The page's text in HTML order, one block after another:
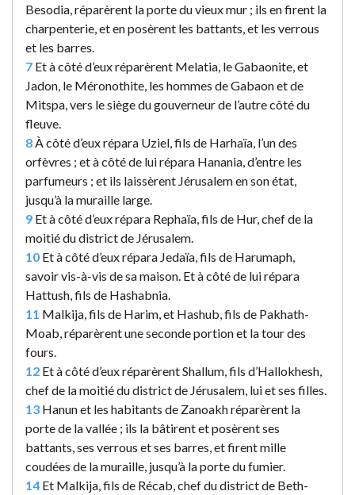
Besodia, réparèrent la porte du vieux mur ; ils en firent la
charpenterie, et en posèrent les battants, et les verrous
et les barres.
7 Et à côté d’eux réparèrent Melatia, le Gabaonite, et
Jadon, le Méronothite, les hommes de Gabaon et de
Mitspa, vers le siège du gouverneur de l’autre côté du
fleuve.
8 À côté d’eux répara Uziel, fils de Harhaïa, l’un des
orfèvres ; et à côté de lui répara Hanania, d’entre les
parfumeurs ; et ils laissèrent Jérusalem en son état,
jusqu’à la muraille large.
9 Et à côté d’eux répara Rephaïa, fils de Hur, chef de la
moitié du district de Jérusalem.
10 Et à côté d’eux répara Jedaïa, fils de Harumaph,
savoir vis-à-vis de sa maison. Et à côté de lui répara
Hattush, fils de Hashabnia.
11 Malkija, fils de Harim, et Hashub, fils de Pakhath-
Moab, réparèrent une seconde portion et la tour des
fours.
12 Et à côté d’eux réparèrent Shallum, fils d’Hallokhesh,
chef de la moitié du district de Jérusalem, lui et ses filles.
13 Hanun et les habitants de Zanoakh réparèrent la
porte de la vallée ; ils la bâtirent et posèrent ses
battants, ses verrous et ses barres, et firent mille
coudées de la muraille, jusqu’à la porte du fumier.
14 Et Malkija, fils de Récab, chef du district de Beth-